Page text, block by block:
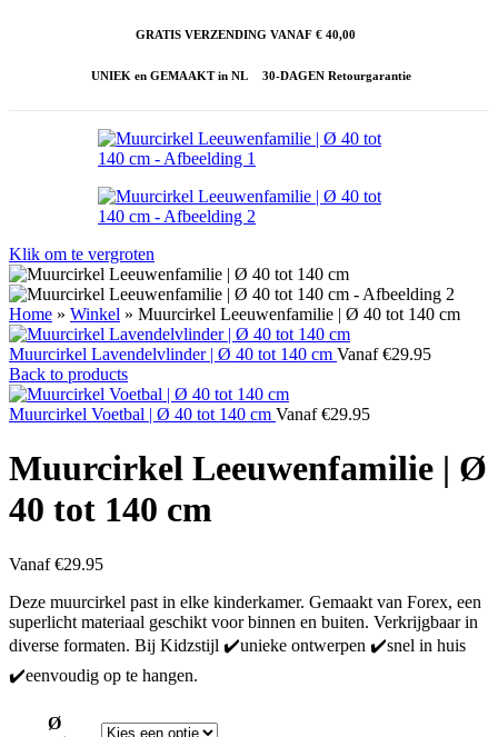
GRATIS VERZENDING VANAF € 40,00
UNIEK en GEMAAKT in NL 30-DAGEN Retourgarantie
Klik om te vergroten
Home » Winkel » Muurcirkel Leeuwenfamilie | Ø 40 tot 140 cm
Muurcirkel Lavendelvlinder | Ø 40 tot 140 cm Vanaf €29.95
Back to products
Muurcirkel Voetbal | Ø 40 tot 140 cm Vanaf €29.95
Muurcirkel Leeuwenfamilie | Ø
40 tot 140 cm
Vanaf €29.95
Deze muurcirkel past in elke kinderkamer. Gemaakt van Forex, een
superlicht materiaal geschikt voor binnen en buiten. Verkrijgbaar in
diverse formaten. Bij Kidzstijl ✔️unieke ontwerpen ✔️snel in huis
✔️eenvoudig op te hangen.
Ø